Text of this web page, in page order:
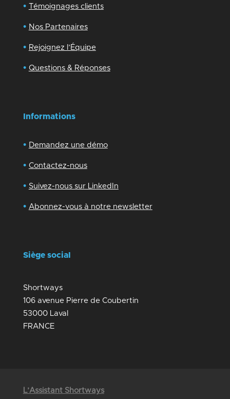
• Témoignages clients
• Nos Partenaires
• Rejoignez l’Équipe
• Questions & Réponses
Informations
• Demandez une démo
• Contactez-nous
• Suivez-nous sur LinkedIn
• Abonnez-vous à notre newsletter
Siège social
Shortways
106 avenue Pierre de Coubertin
53000 Laval
FRANCE
L’Assistant Shortways